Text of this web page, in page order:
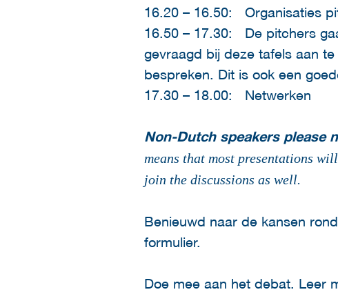
16.20 – 16.50: Organisaties
16.50 – 17.30: De pitchers
gevraagd bij deze tafels aan
bespreken. Dit is ook een
17.30 – 18.00: Netwerken
Non-Dutch speakers please
means that most presentations
join the discussions as well.
Benieuwd naar de kansen
formulier.
Doe mee aan het debat. Leer